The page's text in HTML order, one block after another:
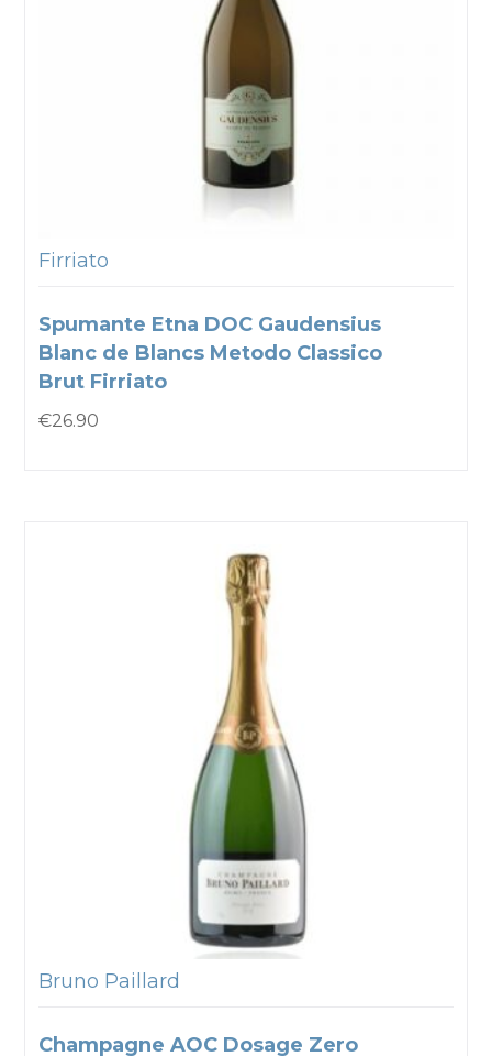
Firriato
Spumante Etna DOC Gaudensius
Blanc de Blancs Metodo Classico
Brut Firriato
€26.90
Bruno Paillard
Champagne AOC Dosage Zero